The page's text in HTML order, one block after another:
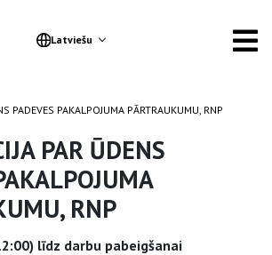
Latviešu
PADEVES PAKALPOJUMA PĀRTRAUKUMU, RNP
PAR ŪDENS
RNP
līdz darbu pabeigšanai